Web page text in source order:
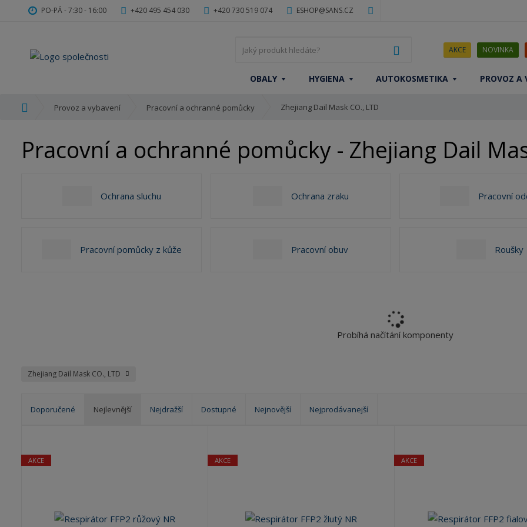
PO-PÁ - 7:30 - 16:00 +420 495 454 030 +420 730 519 074 ESHOP@SANS.CZ
ý
u
k
AKCE NOVINKA
OBALY HYGIENA AUTOKOSMETIKA PROVOZ A
d
Provoz a vybavení Pracovní a ochranné pomůcky Zhejiang Dail Mask CO., LTD
Pracovní a ochranné pomůcky - Zhejiang Dail
Ochrana sluchu Ochrana zraku Pracovní
Pracovní pomůcky z kůže Pracovní obuv Roušky
Probíhá načítání komponenty
Zhejiang Dail Mask CO., LTD
Doporučené Nejlevnější Nejdražší Dostupné Nejnovější
Nejprodávanejší
z
e
AKCE AKCE AKCE